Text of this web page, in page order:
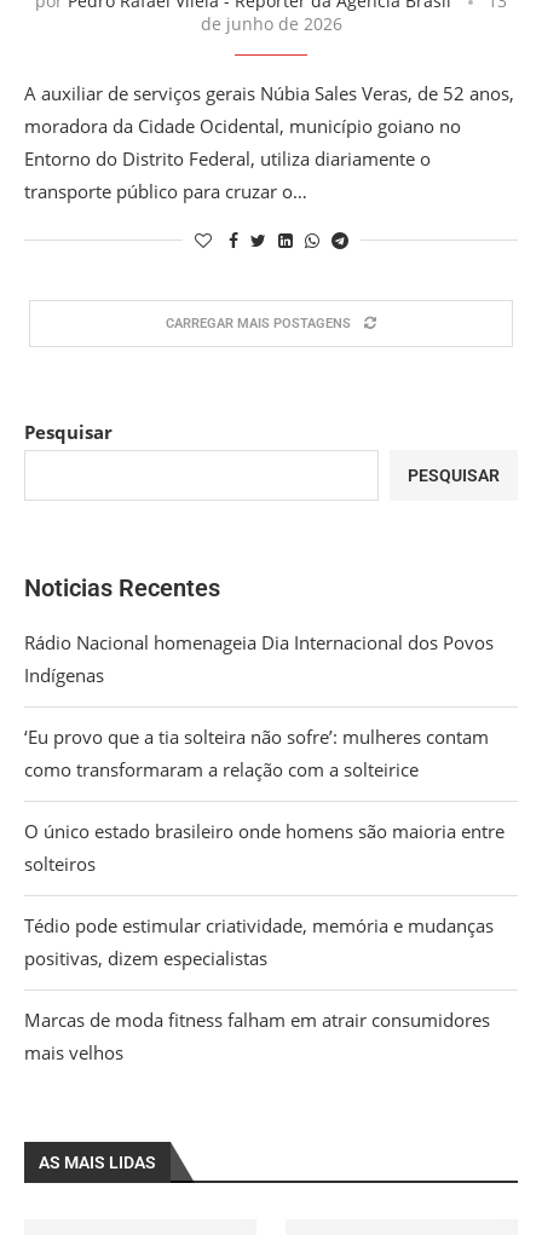
de junho de 2026
A auxiliar de serviços gerais Núbia Sales Veras, de 52 anos,
moradora da Cidade Ocidental, município goiano no
Entorno do Distrito Federal, utiliza diariamente o
transporte público para cruzar o…
CARREGAR MAIS POSTAGENS
Pesquisar
PESQUISAR
Noticias Recentes
Rádio Nacional homenageia Dia Internacional dos Povos
Indígenas
‘Eu provo que a tia solteira não sofre’: mulheres contam
como transformaram a relação com a solteirice
O único estado brasileiro onde homens são maioria entre
solteiros
Tédio pode estimular criatividade, memória e mudanças
positivas, dizem especialistas
Marcas de moda fitness falham em atrair consumidores
mais velhos
AS MAIS LIDAS